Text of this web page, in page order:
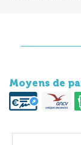
Moyens de